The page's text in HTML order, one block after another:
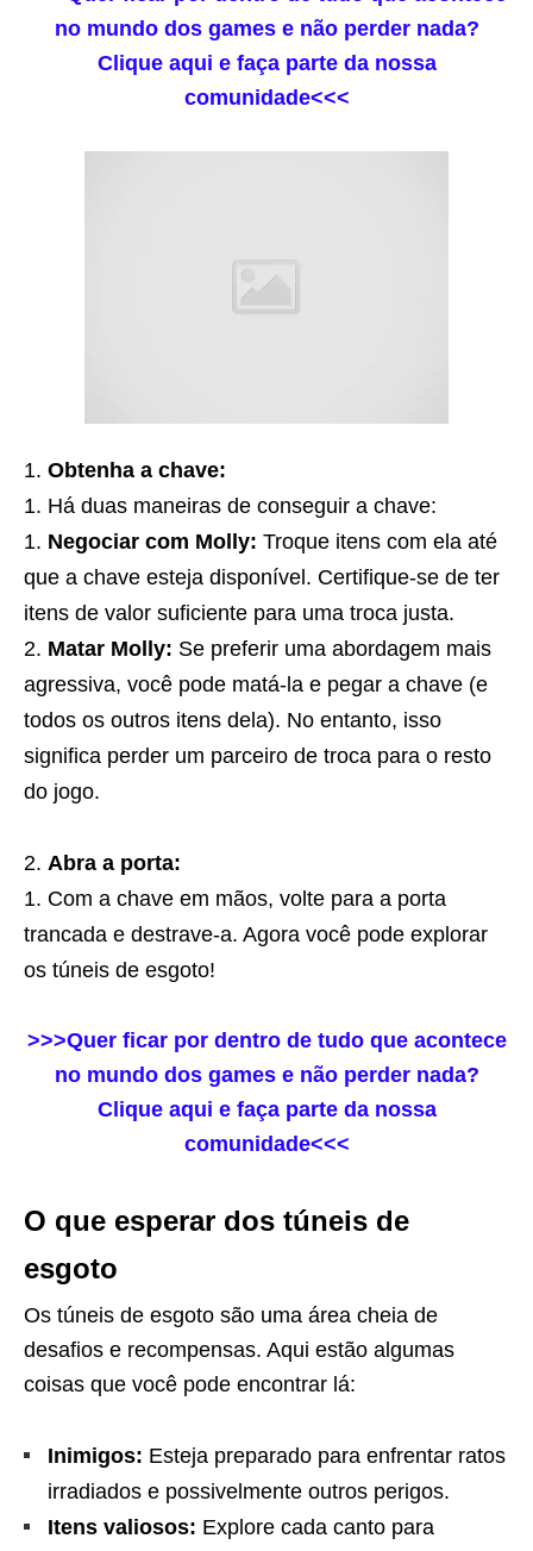
no mundo dos games e não perder nada?
Clique aqui e faça parte da nossa
comunidade<<<
Obtenha a chave:
Há duas maneiras de conseguir a chave:
Negociar com Molly: Troque itens com ela até
que a chave esteja disponível. Certifique-se de ter
itens de valor suficiente para uma troca justa.
Matar Molly: Se preferir uma abordagem mais
agressiva, você pode matá-la e pegar a chave (e
todos os outros itens dela). No entanto, isso
significa perder um parceiro de troca para o resto
do jogo.
Abra a porta:
Com a chave em mãos, volte para a porta
trancada e destrave-a. Agora você pode explorar
os túneis de esgoto!
>>>Quer ficar por dentro de tudo que acontece
no mundo dos games e não perder nada?
Clique aqui e faça parte da nossa
comunidade<<<
O que esperar dos túneis de
esgoto
Os túneis de esgoto são uma área cheia de
desafios e recompensas. Aqui estão algumas
coisas que você pode encontrar lá:
Inimigos: Esteja preparado para enfrentar ratos
irradiados e possivelmente outros perigos.
Itens valiosos: Explore cada canto para